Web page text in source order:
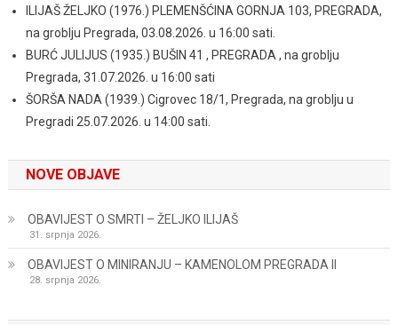
ILIJAŠ ŽELJKO (1976.) PLEMENŠĆINA GORNJA 103, PREGRADA,
na groblju Pregrada, 03.08.2026. u 16:00 sati.
BURĆ JULIJUS (1935.) BUŠIN 41 , PREGRADA , na groblju
Pregrada, 31.07.2026. u 16:00 sati
ŠORŠA NADA (1939.) Cigrovec 18/1, Pregrada, na groblju u
Pregradi 25.07.2026. u 14:00 sati.
NOVE OBJAVE
OBAVIJEST O SMRTI – ŽELJKO ILIJAŠ
31. srpnja 2026.
OBAVIJEST O MINIRANJU – KAMENOLOM PREGRADA II
28. srpnja 2026.